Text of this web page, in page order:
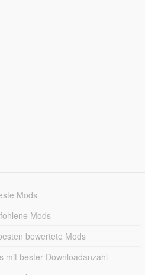
Mods
Mods
bewertete Mods
mit bester Downloadanzahl